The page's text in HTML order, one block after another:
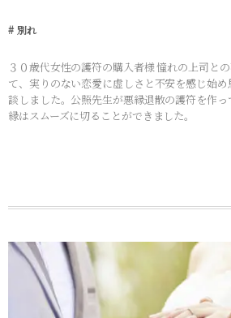
別れ
３０歳代女性の護符の購入者様 憧れの上司と
て、実りのない恋愛に虚しさと不安を感じ始
談しました。公照先生が悪縁退散の護符を作
縁はスムーズに切ることができました。